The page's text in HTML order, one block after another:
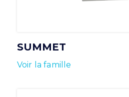
SUMMET
Voir la famille